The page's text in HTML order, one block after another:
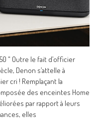
" Outre le fait d’officier
Denon s’attelle à
cri ! Remplaçant la
des enceintes Home
par rapport à leurs
elles